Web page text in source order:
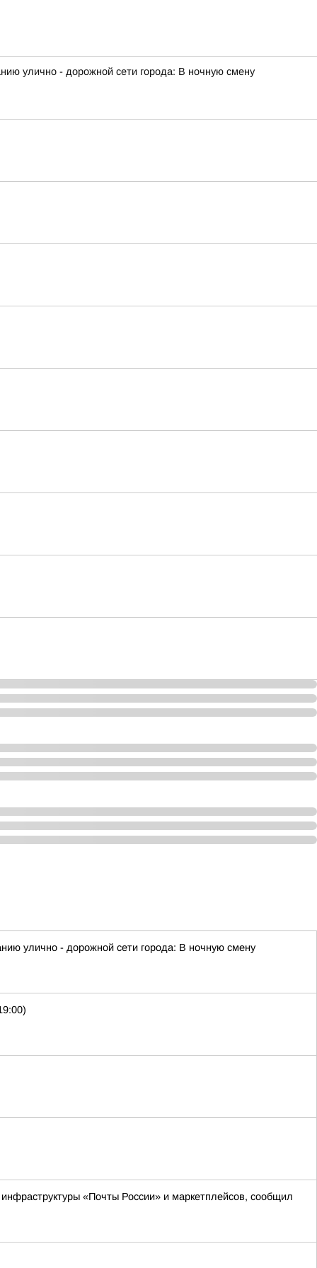
улично - дорожной сети города: В ночную смену
улично - дорожной сети города: В ночную смену
«Почты России» и маркетплейсов, сообщил